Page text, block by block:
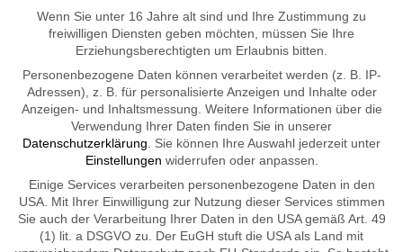
info@nh-institut.de
Dortmund:
Dermaday GmbH
Londoner Bogen 3
44139 Dortmund
Düsseldorf:
Kosmetikstudio
Grafenberger Allee 411
Wenn Sie unter 16 Jahre alt sind und Ihre Zustimmung zu
freiwilligen Diensten geben möchten, müssen Sie Ihre
Erziehungsberechtigten um Erlaubnis bitten.
Personenbezogene Daten können verarbeitet werden (z. B. IP-
Adressen), z. B. für personalisierte Anzeigen und Inhalte oder
Anzeigen- und Inhaltsmessung. Weitere Informationen über die
Verwendung Ihrer Daten finden Sie in unserer
Datenschutzerklärung
Sie können Ihre Auswahl jederzeit unter
Einstellungen widerrufen oder anpassen.
Einige Services verarbeiten personenbezogene Daten in den
USA. Mit Ihrer Einwilligung zur Nutzung dieser Services stimmen
Sie auch der Verarbeitung Ihrer Daten in den USA gemäß Art. 49
(1) lit. a DSGVO zu. Der EuGH stuft die USA als Land mit